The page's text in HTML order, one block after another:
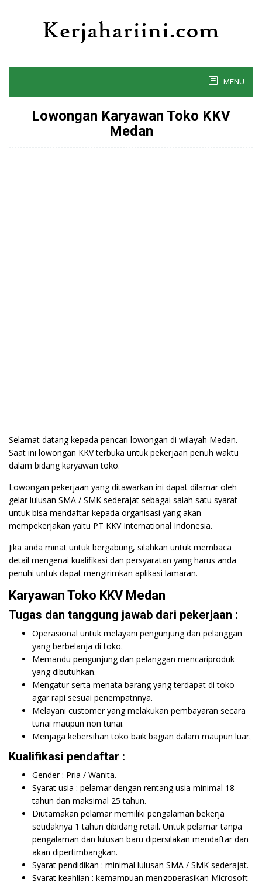
MENU
Lowongan Karyawan Toko KKV
Medan
Selamat datang kepada pencari lowongan di wilayah Medan.
Saat ini lowongan KKV terbuka untuk pekerjaan penuh waktu
dalam bidang karyawan toko.
Lowongan pekerjaan yang ditawarkan ini dapat dilamar oleh
gelar lulusan SMA / SMK sederajat sebagai salah satu syarat
untuk bisa mendaftar kepada organisasi yang akan
mempekerjakan yaitu PT KKV International Indonesia.
Jika anda minat untuk bergabung, silahkan untuk membaca
detail mengenai kualifikasi dan persyaratan yang harus anda
penuhi untuk dapat mengirimkan aplikasi lamaran.
Karyawan Toko KKV Medan
Tugas dan tanggung jawab dari pekerjaan :
Operasional untuk melayani pengunjung dan pelanggan
yang berbelanja di toko.
Memandu pengunjung dan pelanggan mencariproduk
yang dibutuhkan.
Mengatur serta menata barang yang terdapat di toko
agar rapi sesuai penempatnnya.
Melayani customer yang melakukan pembayaran secara
tunai maupun non tunai.
Menjaga kebersihan toko baik bagian dalam maupun luar.
Kualifikasi pendaftar :
Gender : Pria / Wanita.
Syarat usia : pelamar dengan rentang usia minimal 18
tahun dan maksimal 25 tahun.
Diutamakan pelamar memiliki pengalaman bekerja
setidaknya 1 tahun dibidang retail. Untuk pelamar tanpa
pengalaman dan lulusan baru dipersilakan mendaftar dan
akan dipertimbangkan.
Syarat pendidikan : minimal lulusan SMA / SMK sederajat.
Syarat keahlian : kemampuan mengoperasikan Microsoft